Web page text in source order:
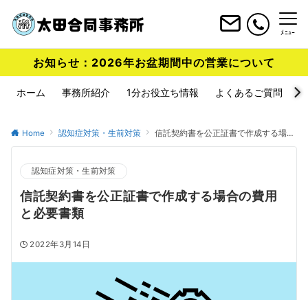
ﾒﾆｭｰ
お知らせ：2026年お盆期間中の営業について
ホーム 事務所紹介 1分お役立ち情報 よくあるご質問
Home 認知症対策・生前対策 信託契約書を公正証書で作成する場合の費用と必要書類
認知症対策・生前対策
信託契約書を公正証書で作成する場合の費用
と必要書類
2022年3月14日